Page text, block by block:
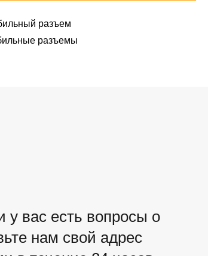
разъем
разъемы
вас есть вопросы о
нам свой адрес